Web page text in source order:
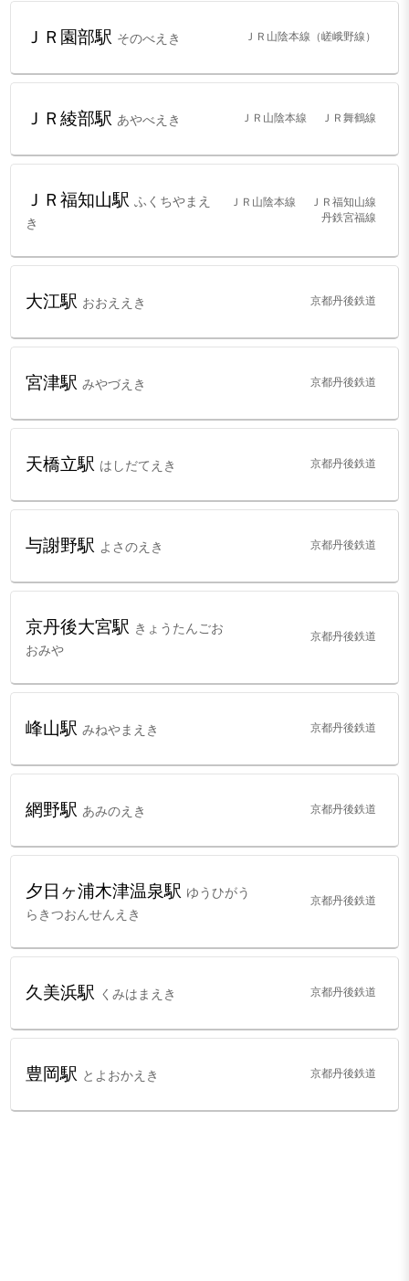
ＪＲ園部駅 そのべえき ＪＲ山陰本線（嵯峨野線）
ＪＲ綾部駅 あやべえき ＪＲ山陰本線 ＪＲ舞鶴線
ＪＲ福知山駅ふくちやまえ
き
ＪＲ山陰本線
ＪＲ福知山線
丹鉄宮福線
大江駅 おおええき 京都丹後鉄道
宮津駅みやづえき 京都丹後鉄道
天橋立駅 はしだてえき 京都丹後鉄道
与謝野駅 よさのえき 京都丹後鉄道
京丹後大宮駅 きょうたんごお
おみや
京都丹後鉄道
峰山駅みねやまえき 京都丹後鉄道
網野駅 あみのえき 京都丹後鉄道
夕日ヶ浦木津温泉駅 ゆうひがう
らきつおんせんえき
京都丹後鉄道
久美浜駅 くみはまえき 京都丹後鉄道
豊岡駅 とよおかえき 京都丹後鉄道